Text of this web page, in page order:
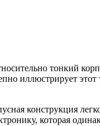
тонкий
иллюстрирует этот
конструкция
которая